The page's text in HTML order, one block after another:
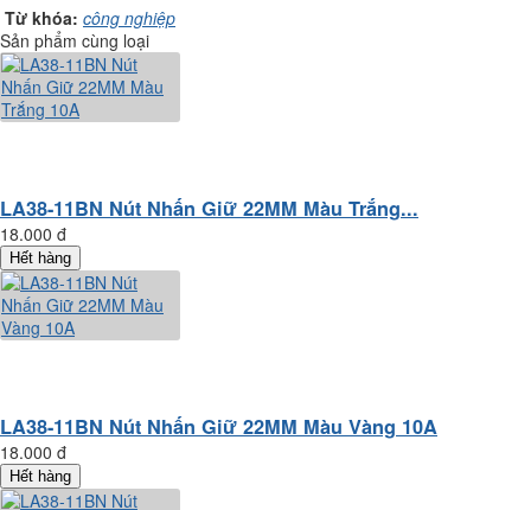
Từ khóa: công nghiệp
Sản phẩm cùng loại
LA38-11BN Nút Nhấn Giữ 22MM Màu Trắng...
18.000 đ
Hết hàng
LA38-11BN Nút Nhấn Giữ 22MM Màu Vàng 10A
18.000 đ
Hết hàng